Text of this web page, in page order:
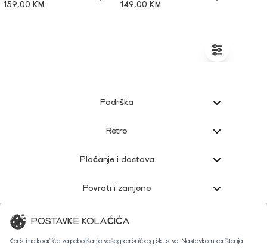
159,00 KM
149,00 KM
Podrška
Retro
Plaćanje i dostava
Povrati i zamjene
Korisnička podrška
POSTAVKE KOLAČIĆA
Koristimo kolačiće za poboljšanje vašeg korisničkog iskustva. Nastavkom korištenja